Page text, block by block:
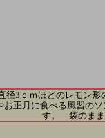
径3ｃｍほどのレモン形
お正月に食べる風習の
す。 袋のまま